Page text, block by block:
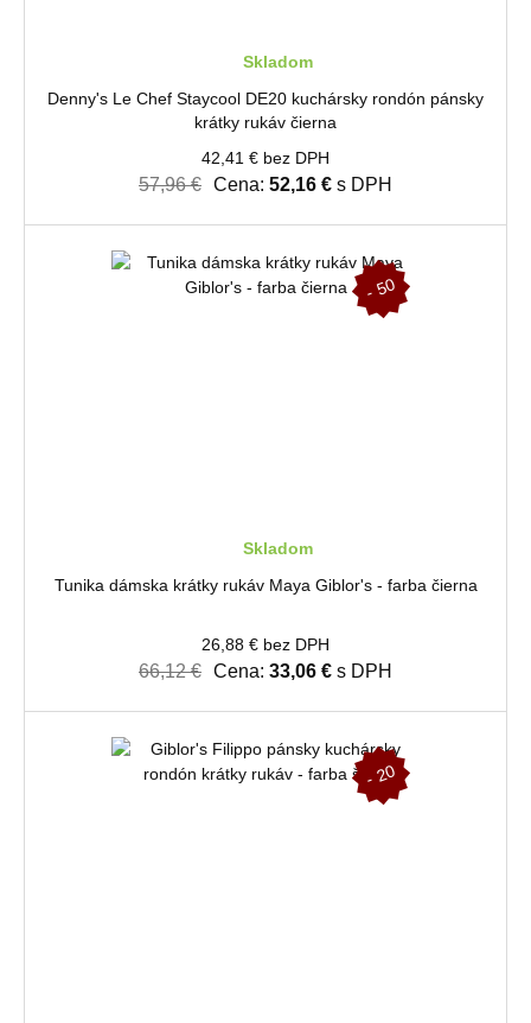
Skladom
Denny's Le Chef Staycool DE20 kuchársky rondón pánsky
krátky rukáv čierna
42,41 € bez DPH
57,96 € Cena: 52,16 € s DPH
-
5
0
Skladom
Tunika dámska krátky rukáv Maya Giblor's - farba čierna
26,88 € bez DPH
66,12 € Cena: 33,06 € s DPH
-
2
0